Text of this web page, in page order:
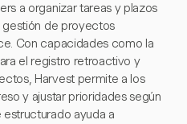
a organizar tareas y plazos
de proyectos
Con capacidades como la
el registro retroactivo y
Harvest permite a los
y ajustar prioridades según
ayuda a